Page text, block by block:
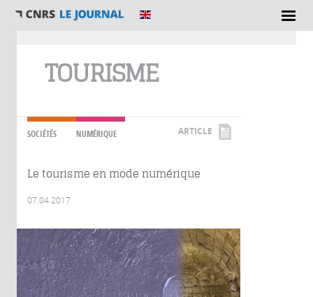
TOURISME
SOCIÉTÉS NUMÉRIQUE ARTICLE
Le tourisme en mode numérique
07.04.2017